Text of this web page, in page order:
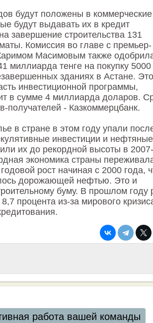
будут положены в коммерческие
будут выдавать их в кредит
завершение строительства 131
Комиссия во главе с премьер-
Масимовым также
миллиарда тенге на покупку 5000
зданиях в Астане. Это
инвестиционной программы,
в сумме 4 миллиарда доларов.
получателей - Казкоммерцбанк.
в стране в этом году упали
инвестиции и нефтяные
их до рекордной высоты в
экономика страны
рост начиная с 2000 года,
дорожающей нефтью. Это и
буму. В прошлом году
процента из-за мирового
работа вашей команды